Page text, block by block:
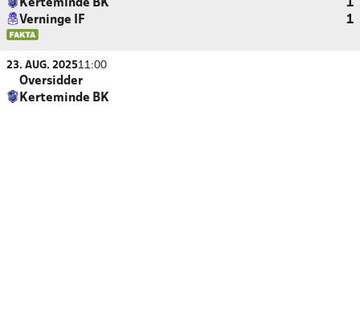
Kerteminde BK
1
Verninge IF
1
23. AUG. 202511:00
Oversidder
Kerteminde BK